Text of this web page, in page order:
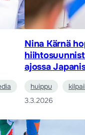
Nina Kärnä
ajossa
huippu
3.3.2026